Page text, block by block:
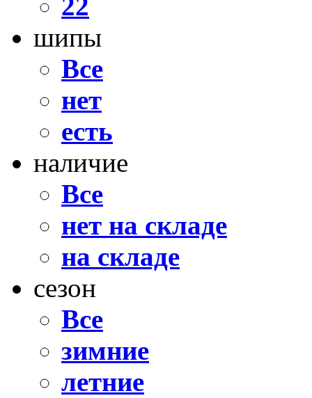
22
шипы
Все
нет
есть
наличие
Все
нет на складе
на складе
сезон
Все
зимние
летние